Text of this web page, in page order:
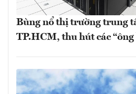
Bùng nổ thị trường trung
TP.HCM, thu hút các “ông